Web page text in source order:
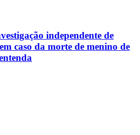
independente de
caso da morte de menino de